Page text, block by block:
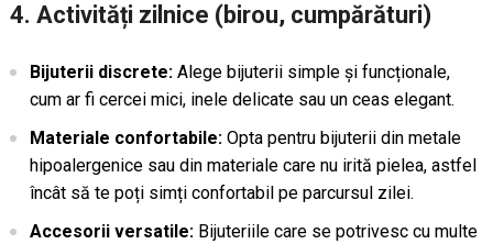
4. Activități zilnice (birou, cumpărături)
Bijuterii discrete:Alege bijuterii simple și funcționale,
cum ar fi cercei mici, inele delicate sau un ceas elegant.
Materiale confortabile:Opta pentru bijuterii din metale
hipoalergenice sau din materiale care nu irită pielea, astfel
încât să te poți simți confortabil pe parcursul zilei.
Accesorii versatile:Bijuteriile care se potrivesc cu multe